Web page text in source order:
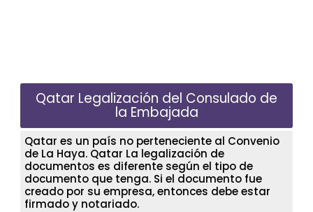
Qatar Legalización del Consulado de
la Embajada
Qatar es un país no perteneciente al Convenio
de La Haya. Qatar La legalización de
documentos es diferente según el tipo de
documento que tenga. Si el documento fue
creado por su empresa, entonces debe estar
firmado y notariado.